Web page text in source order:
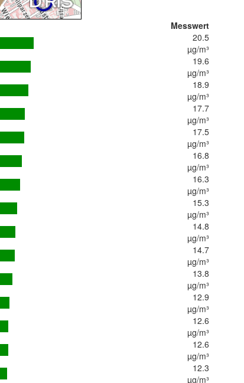
Messwert
20.5
µg/m³
19.6
µg/m³
18.9
µg/m³
17.7
µg/m³
17.5
µg/m³
16.8
µg/m³
16.3
µg/m³
15.3
µg/m³
14.8
µg/m³
14.7
µg/m³
13.8
µg/m³
12.9
µg/m³
12.6
µg/m³
12.6
µg/m³
12.3
µg/m³